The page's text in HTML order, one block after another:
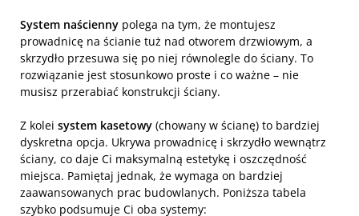
System naścienny polega na tym, że montujesz
prowadnicę na ścianie tuż nad otworem drzwiowym, a
skrzydło przesuwa się po niej równolegle do ściany. To
rozwiązanie jest stosunkowo proste i co ważne – nie
musisz przerabiać konstrukcji ściany.
Z kolei system kasetowy (chowany w ścianę) to bardziej
dyskretna opcja. Ukrywa prowadnicę i skrzydło wewnątrz
ściany, co daje Ci maksymalną estetykę i oszczędność
miejsca. Pamiętaj jednak, że wymaga on bardziej
zaawansowanych prac budowlanych. Poniższa tabela
szybko podsumuje Ci oba systemy: